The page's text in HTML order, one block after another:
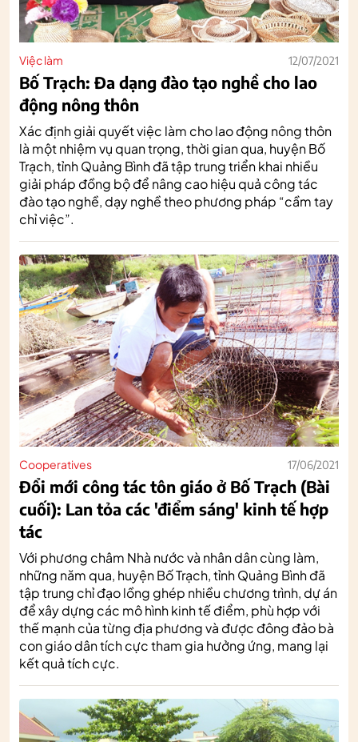
Việc làm 12/07/2021
Bố Trạch: Đa dạng đào tạo nghề cho lao
động nông thôn
Xác định giải quyết việc làm cho lao động nông thôn
là một nhiệm vụ quan trọng, thời gian qua, huyện Bố
Trạch, tỉnh Quảng Bình đã tập trung triển khai nhiều
giải pháp đồng bộ để nâng cao hiệu quả công tác
đào tạo nghề, dạy nghề theo phương pháp “cầm tay
chỉ việc”.
Cooperatives 17/06/2021
Đổi mới công tác tôn giáo ở Bố Trạch (Bài
cuối): Lan tỏa các 'điểm sáng' kinh tế hợp
tác
Với phương châm Nhà nước và nhân dân cùng làm,
những năm qua, huyện Bố Trạch, tỉnh Quảng Bình đã
tập trung chỉ đạo lồng ghép nhiều chương trình, dự án
để xây dựng các mô hình kinh tế điểm, phù hợp với
thế mạnh của từng địa phương và được đông đảo bà
con giáo dân tích cực tham gia hưởng ứng, mang lại
kết quả tích cực.